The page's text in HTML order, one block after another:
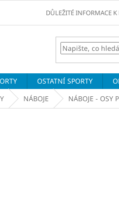
DŮLEŽITÉ INFORMACE
OSTATNÍ SPORTY
NÁBOJE NÁBOJE - OSY